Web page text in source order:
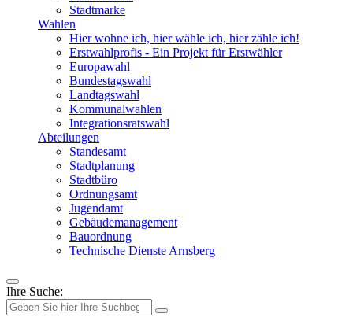
Stadtmarke
Wahlen
Hier wohne ich, hier wähle ich, hier zähle ich!
Erstwahlprofis - Ein Projekt für Erstwähler
Europawahl
Bundestagswahl
Landtagswahl
Kommunalwahlen
Integrationsratswahl
Abteilungen
Standesamt
Stadtplanung
Stadtbüro
Ordnungsamt
Jugendamt
Gebäudemanagement
Bauordnung
Technische Dienste Arnsberg
Ihre Suche: